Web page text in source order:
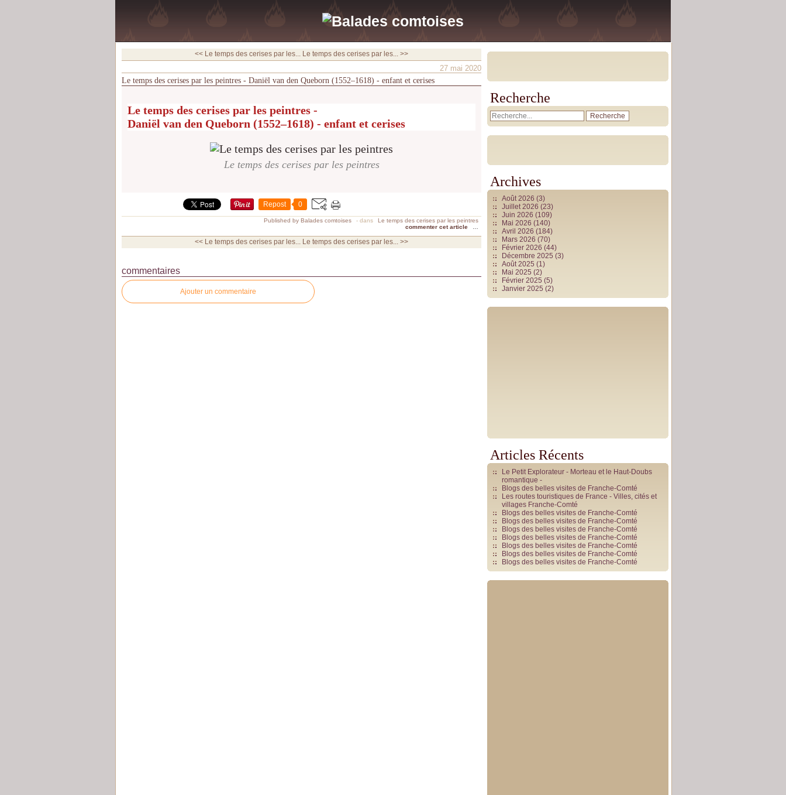
<< Le temps des cerises par les... Le temps des cerises par les... >>
27 mai 2020
Le temps des cerises par les peintres - Daniël van den Queborn (1552–1618) - enfant et cerises
Le temps des cerises par les peintres -
Daniël van den Queborn (1552–1618) - enfant et cerises
Le temps des cerises par les peintres
Repost 0
Published by Balades comtoises - dans
Le temps des cerises par les peintres
commenter cet article
<< Le temps des cerises par les... Le temps des cerises par les... >>
commentaires
Ajouter un commentaire
Recherche
Archives
Août 2026 (3)
Juillet 2026 (23)
Juin 2026 (109)
Mai 2026 (140)
Avril 2026 (184)
Mars 2026 (70)
Février 2026 (44)
Décembre 2025 (3)
Août 2025 (1)
Mai 2025 (2)
Février 2025 (5)
Janvier 2025 (2)
Articles Récents
Le Petit Explorateur - Morteau et le Haut-Doubs
romantique -
Blogs des belles visites de Franche-Comté
Les routes touristiques de France - Villes, cités et
villages Franche-Comté
Blogs des belles visites de Franche-Comté
Blogs des belles visites de Franche-Comté
Blogs des belles visites de Franche-Comté
Blogs des belles visites de Franche-Comté
Blogs des belles visites de Franche-Comté
Blogs des belles visites de Franche-Comté
Blogs des belles visites de Franche-Comté